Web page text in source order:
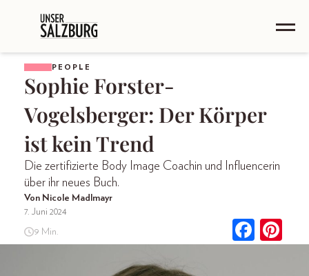
PEOPLE
Sophie Forster-
Vogelsberger: Der Körper
ist kein Trend
Die zertifizierte Body Image Coachin und Influencerin
über ihr neues Buch.
Von Nicole Madlmayr
7. Juni 2024
9 Min.